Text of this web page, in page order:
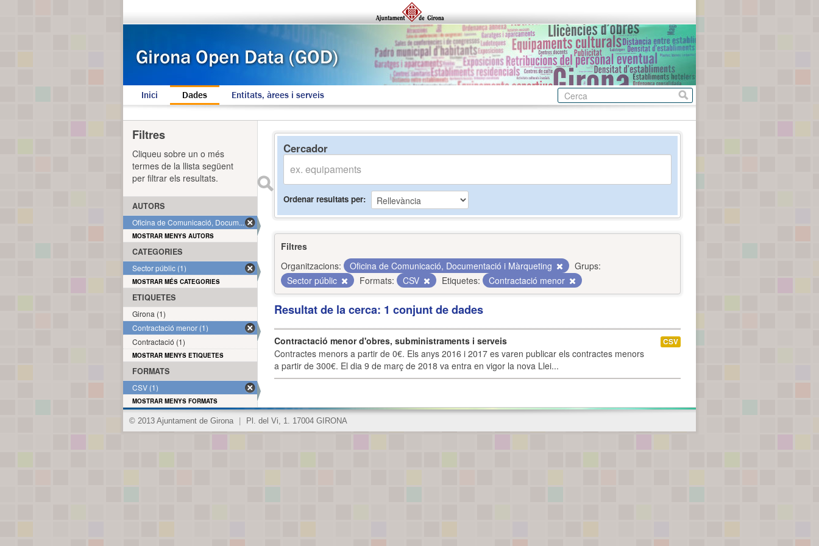
Inici Dades Entitats, àrees i serveis
Cercador
Ordenar resultats per
Filtres
Organitzacions:
Oficina de Comunicació, Documentació i Màrqueting
Grups:
Sector públic
Formats: CSV Etiquetes: Contractació menor
Resultat de la cerca: 1 conjunt de dades
Contractació menor d'obres, subministraments i serveis
Contractes menors a partir de 0€. Els anys 2016 i 2017 es varen publicar els contractes menors
a partir de 300€. El dia 9 de març de 2018 va entra en vigor la nova Llei...
CSV
Filtres
Cliqueu sobre un o més
termes de la llista següent
per filtrar els resultats.
AUTORS
Oficina de Comunicació, Docum... (1)
MOSTRAR MENYS AUTORS
CATEGORIES
Sector públic (1)
MOSTRAR MÉS CATEGORIES
ETIQUETES
Girona (1)
Contractació menor (1)
Contractació (1)
MOSTRAR MENYS ETIQUETES
FORMATS
CSV (1)
MOSTRAR MENYS FORMATS
© 2013 Ajuntament de Girona Pl. del Vi, 1. 17004 GIRONA